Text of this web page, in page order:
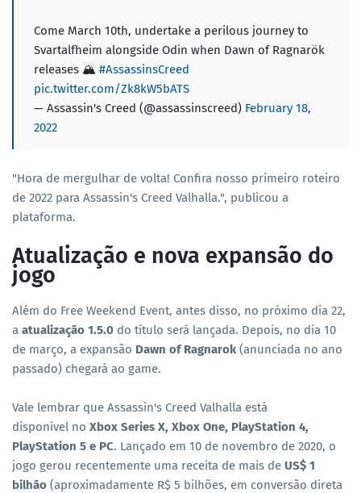
Come March 10th, undertake a perilous journey to
Svartalfheim alongside Odin when Dawn of Ragnarök
releases 🏔️ #AssassinsCreed
pic.twitter.com/Zk8kW5bATS
— Assassin's Creed (@assassinscreed) February 18,
2022
"Hora de mergulhar de volta! Confira nosso primeiro roteiro
de 2022 para Assassin's Creed Valhalla.", publicou a
plataforma.
Atualização e nova expansão do
jogo
Além do Free Weekend Event, antes disso, no próximo dia 22,
a atualização 1.5.0 do título será lançada. Depois, no dia 10
de março, a expansão Dawn of Ragnarok(anunciada no ano
passado) chegará ao game.
Vale lembrar que Assassin's Creed Valhalla está
disponível no Xbox Series X, Xbox One, PlayStation 4,
PlayStation 5 e PC. Lançado em 10 de novembro de 2020, o
jogo gerou recentemente uma receita de mais de US$ 1
bilhão (aproximadamente R$ 5 bilhões, em conversão direta